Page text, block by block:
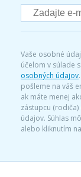
Vaše osobné
účelom v súlade
osobných údajov
pošleme na váš
ak máte menej
zástupcu
údajov. Súhlas
alebo kliknutím